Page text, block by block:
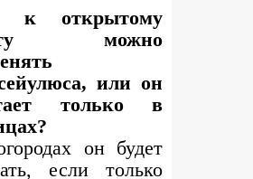
открытому
можно
или он
только в
он будет
если только